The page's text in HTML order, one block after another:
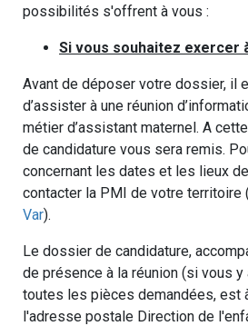
possibilités s'offrent à vous :
Si vous souhaitez exercer
Avant de déposer votre dossier, il
d’assister à une réunion
métier d’assistant maternel. A
de candidature vous sera remis.
concernant les dates et les lieux
contacter la PMI de votre territoire
Var).
Le dossier de candidature,
de présence à la réunion (si vous
toutes les pièces demandées, est
l'adresse postale Direction de